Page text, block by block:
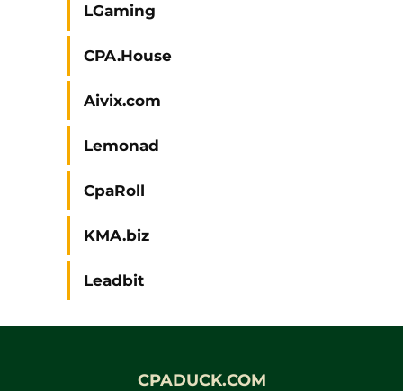
LGaming
CPA.House
Aivix.com
Lemonad
CpaRoll
KMA.biz
Leadbit
CPADUCK.COM